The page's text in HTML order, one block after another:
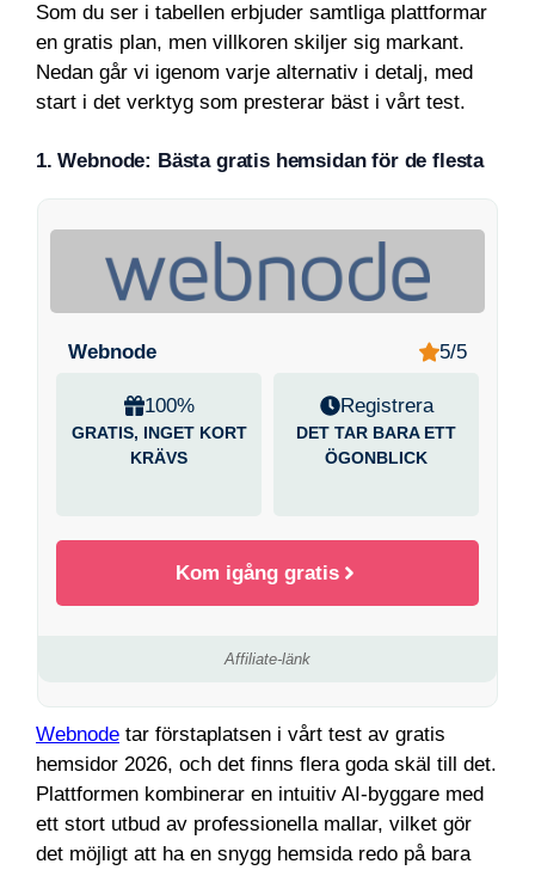
Som du ser i tabellen erbjuder samtliga plattformar
en gratis plan, men villkoren skiljer sig markant.
Nedan går vi igenom varje alternativ i detalj, med
start i det verktyg som presterar bäst i vårt test.
1. Webnode: Bästa gratis hemsidan för de flesta
Webnode 5/5
100%
GRATIS, INGET KORT
KRÄVS
Registrera
DET TAR BARA ETT
ÖGONBLICK
Kom igång gratis
Affiliate-länk
Webnode tar förstaplatsen i vårt test av gratis
hemsidor 2026, och det finns flera goda skäl till det.
Plattformen kombinerar en intuitiv AI-byggare med
ett stort utbud av professionella mallar, vilket gör
det möjligt att ha en snygg hemsida redo på bara